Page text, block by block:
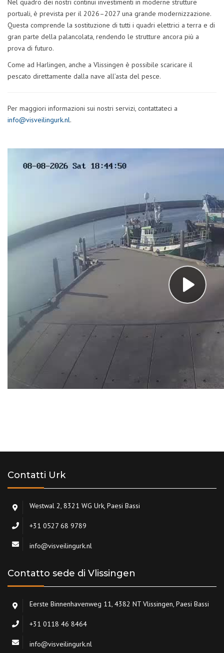
Nel quadro dei nostri continui investimenti in moderne strutture
portuali, è prevista per il 2026–2027 una grande modernizzazione.
Questa comprende la sostituzione di tutti i quadri elettrici a terra e di
gran parte della palancolata, rendendo le strutture ancora più a
prova di futuro.
Come ad Harlingen, anche a Vlissingen è possibile scaricare il
pescato direttamente dalla nave all’asta del pesce.
Per maggiori informazioni sui nostri servizi, contattateci a
info@visveilingurk.nl.
Contatti Urk
Westwal 2, 8321 WG Urk, Paesi Bassi
+31 0527 68 9789
info@visveilingurk.nl
Contatto sede di Vlissingen
Eerste Binnenhavenweg 11, 4382 NT Vlissingen, Paesi Bassi
+31 0118 46 8464
info@visveilingurk.nl